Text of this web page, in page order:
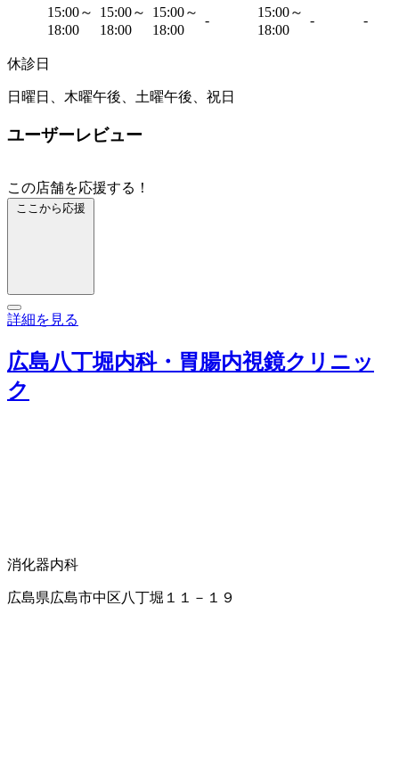
15:00～
18:00
15:00～
18:00
15:00～
18:00
-
15:00～
18:00
- -
休診日
日曜日、木曜午後、土曜午後、祝日
ユーザーレビュー
この店舗を応援する！
ここから応援
詳細を見る
広島八丁堀内科・胃腸内視鏡クリニッ
ク
消化器内科
広島県広島市中区八丁堀１１－１９